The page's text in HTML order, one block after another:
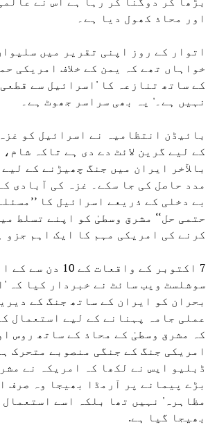
اور محاذ کھول دیا ہے۔
اتوار کے روز اپنی تقریر میں
خواہاں تھے کہ یمن کے خلاف امریکی
کے ساتھ تنازعہ کا 'اسرائیل سے
نہیں ہے۔' یہ بھی سراسر جھوٹ ہے۔
بائیڈن انتظامیہ نے اسرائیل کو
کے لیے گرین لائٹ دے دی ہے تاکہ
بالآخر ایران میں جنگ چھیڑنے کے
مدد حاصل کی جا سکے۔ غزہ کی آبادی
بے دخلی کے ذریعے اسرائیل کا
حتمی حل‘‘ مشرق وسطیٰ کو اپنے تسلط
کرنے کی امریکی مہم کا ایک اہم جزو
7 اکتوبر کے واقعات
سوشلسٹ ویب سائٹ نے خبردار کیا کہ
بحران کو ایران کے ساتھ جنگ ​​کے
عملی جامہ پہنانے کے لیے استعمال
کہ مشرق وسطیٰ کے محاذ کے ساتھ روس
امریکی جنگ کے جنگی منصوبے متحرک
ڈبلیو ایس نے لکھا کہ امریکہ نے
بڑے پیمانے پر آرمڈا بھیجا وہ صرف
مظاہرہ' نہیں تھا بلکہ اسے
بھیجا گیا ہے.